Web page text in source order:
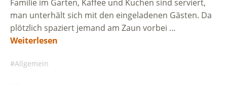
Familie im Garten, Kaffee und Kuchen sind serviert,
man unterhält sich mit den eingeladenen Gästen. Da
plötzlich spaziert jemand am Zaun vorbei …
Weiterlesen
Allgemein